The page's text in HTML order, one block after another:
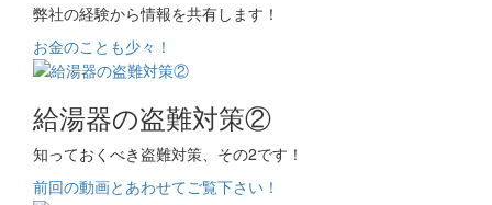
弊社の経験から情報を共有します！
お金のことも少々！
給湯器の盗難対策②
知っておくべき盗難対策、その2です！
前回の動画とあわせてご覧下さい！